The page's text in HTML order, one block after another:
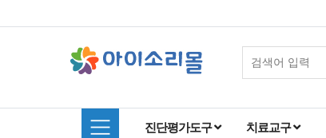
진단평가도구 치료교구